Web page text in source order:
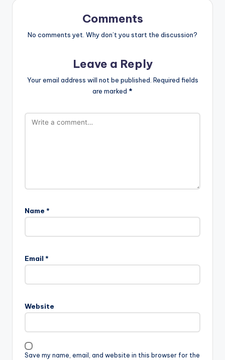
Comments
No comments yet. Why don’t you start the discussion?
Leave a Reply
Your email address will not be published. Required fields
are marked *
Name *
Email *
Website
Save my name, email, and website in this browser for the